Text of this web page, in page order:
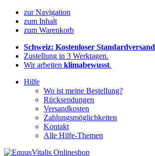
zur Navigation
zum Inhalt
zum Warenkorb
Schweiz: Kostenloser Standardversand
Zustellung in 3 Werktagen.
Wir arbeiten klimabewusst.
Hilfe
Wo ist meine Bestellung?
Rücksendungen
Versandkosten
Zahlungsmöglichkeiten
Kontakt
Alle Hilfe-Themen